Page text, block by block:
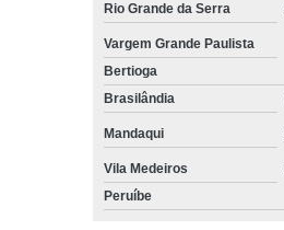
Rio Grande da Serra
Vargem Grande Paulista
Bertioga
Brasilândia
Mandaqui
Vila Medeiros
Peruíbe